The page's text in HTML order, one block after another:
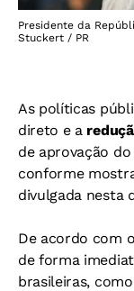
Presidente da
Stuckert / PR
As políticas
direto e a
de aprovação
conforme
divulgada nesta
De acordo com
de forma
brasileiras,